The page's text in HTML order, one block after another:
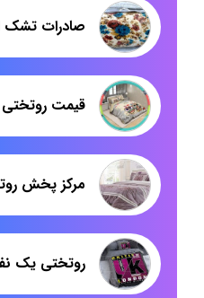
صادرات تشک
مرکز پخش